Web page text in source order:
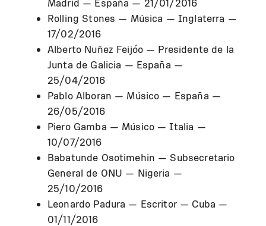
Madrid — España — 21/01/2016
Rolling Stones — Música — Inglaterra —
17/02/2016
Alberto Nuñez Feijóo — Presidente de la
Junta de Galicia — España —
25/04/2016
Pablo Alboran — Músico — España —
26/05/2016
Piero Gamba — Músico — Italia —
10/07/2016
Babatunde Osotimehin — Subsecretario
General de ONU — Nigeria —
25/10/2016
Leonardo Padura — Escritor — Cuba —
01/11/2016